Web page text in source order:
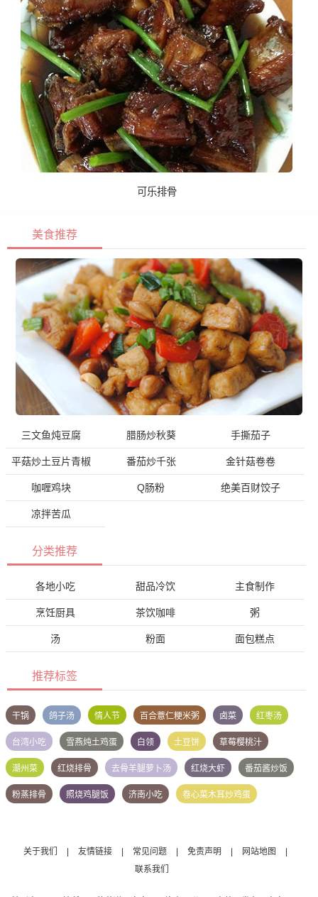
可乐排骨
美食推荐
三文鱼炖豆腐 腊肠炒秋葵 手撕茄子
平菇炒土豆片青椒 番茄炒千张 金针菇卷卷
咖喱鸡块 Q肠粉 绝美百财饺子
凉拌苦瓜
分类推荐
各地小吃 甜品冷饮 主食制作
烹饪厨具 茶饮咖啡 粥
汤 粉面 面包糕点
推荐标签
干锅 鸽子汤 情人节 百合薏仁粳米粥 卤菜 红枣汤
台湾小吃 雪燕炖土鸡蛋 白领 土豆饼 草莓樱桃汁
潮州菜 红烧排骨 去骨羊腿萝卜汤 红烧大虾 番茄酱炒饭
粉蒸排骨 照烧鸡腿饭 济南小吃 卷心菜木耳炒鸡蛋
关于我们 | 友情链接 | 常见问题 | 免责声明 | 网站地图
|
联系我们